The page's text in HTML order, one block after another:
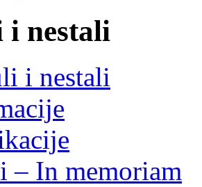
i nestali
i nestali
– In memoriam